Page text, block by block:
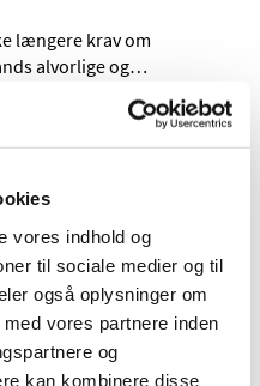
vores indhold og
til sociale medier og til
også oplysninger om
vores partnere inden
og
kan kombinere disse
længere krav om
alvorlige og…
modtaget 12 nye
for medicin mod
til fremtidig
og KOL har været…